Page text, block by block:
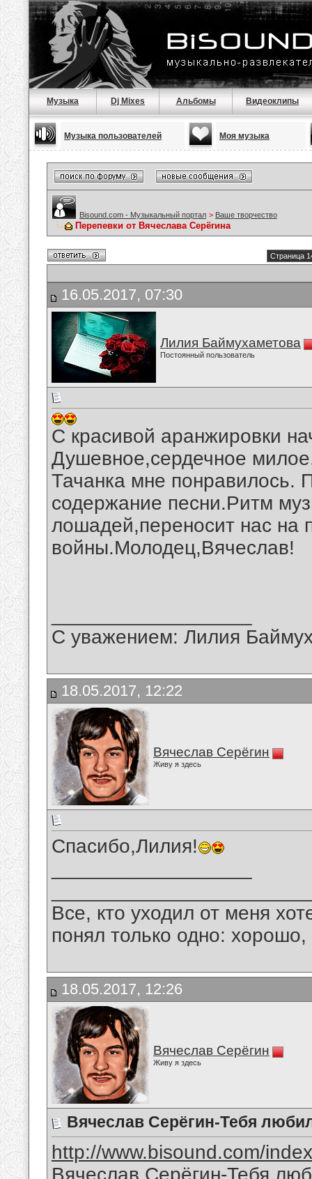
Музыка Dj Mixes Альбомы Видеоклипы
Музыка пользователей Моя музыка
Bisound.com - Музыкальный портал > Ваше творчество
Перепевки от Вячеслава Серёгина
Страница
16.05.2017, 07:30
Лилия Баймухаметова
Постоянный пользователь
С красивой аранжировки
Душевное,сердечное
Тачанка мне понравилось.
содержание песни.Ритм
лошадей,переносит нас на
войны.Молодец,Вячеслав!
С уважением: Лилия
18.05.2017, 12:22
Вячеслав Серёгин
Живу я здесь
Спасибо,Лилия!
Все, кто уходил от меня
понял только одно:
18.05.2017, 12:26
Вячеслав Серёгин
Живу я здесь
Вячеслав Серёгин-Тебя
http://www.bisound.com/